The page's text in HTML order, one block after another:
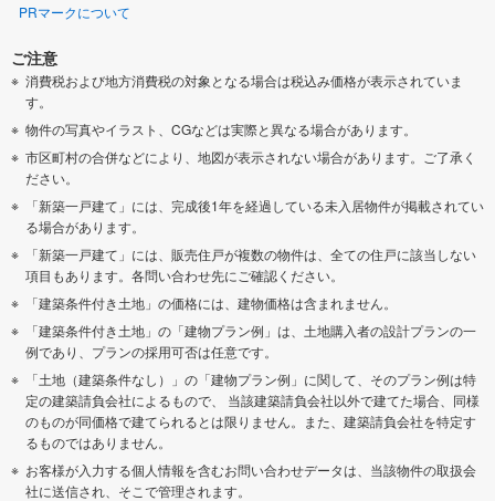
PRマークについて
ご注意
消費税および地方消費税の対象となる場合は税込み価格が表示されていま
す。
物件の写真やイラスト、CGなどは実際と異なる場合があります。
市区町村の合併などにより、地図が表示されない場合があります。ご了承く
ださい。
「新築一戸建て」には、完成後1年を経過している未入居物件が掲載されてい
る場合があります。
「新築一戸建て」には、販売住戸が複数の物件は、全ての住戸に該当しない
項目もあります。各問い合わせ先にご確認ください。
「建築条件付き土地」の価格には、建物価格は含まれません。
「建築条件付き土地」の「建物プラン例」は、土地購入者の設計プランの一
例であり、プランの採用可否は任意です。
「土地（建築条件なし）」の「建物プラン例」に関して、そのプラン例は特
定の建築請負会社によるもので、 当該建築請負会社以外で建てた場合、同様
のものが同価格で建てられるとは限りません。また、建築請負会社を特定す
るものではありません。
お客様が入力する個人情報を含むお問い合わせデータは、当該物件の取扱会
社に送信され、そこで管理されます。